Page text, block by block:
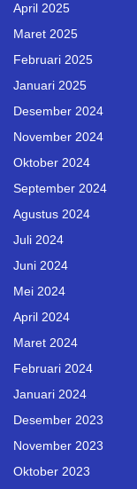
April 2025
Maret 2025
Februari 2025
Januari 2025
Desember 2024
November 2024
Oktober 2024
September 2024
Agustus 2024
Juli 2024
Juni 2024
Mei 2024
April 2024
Maret 2024
Februari 2024
Januari 2024
Desember 2023
November 2023
Oktober 2023